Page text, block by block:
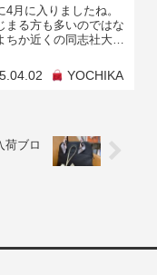
月に入りましたね。
まる方も多いのではな
ちか近くの同志社大学
いで、着慣れていな
している新入生を多く
実し
YOCHIKA
荷ブロ